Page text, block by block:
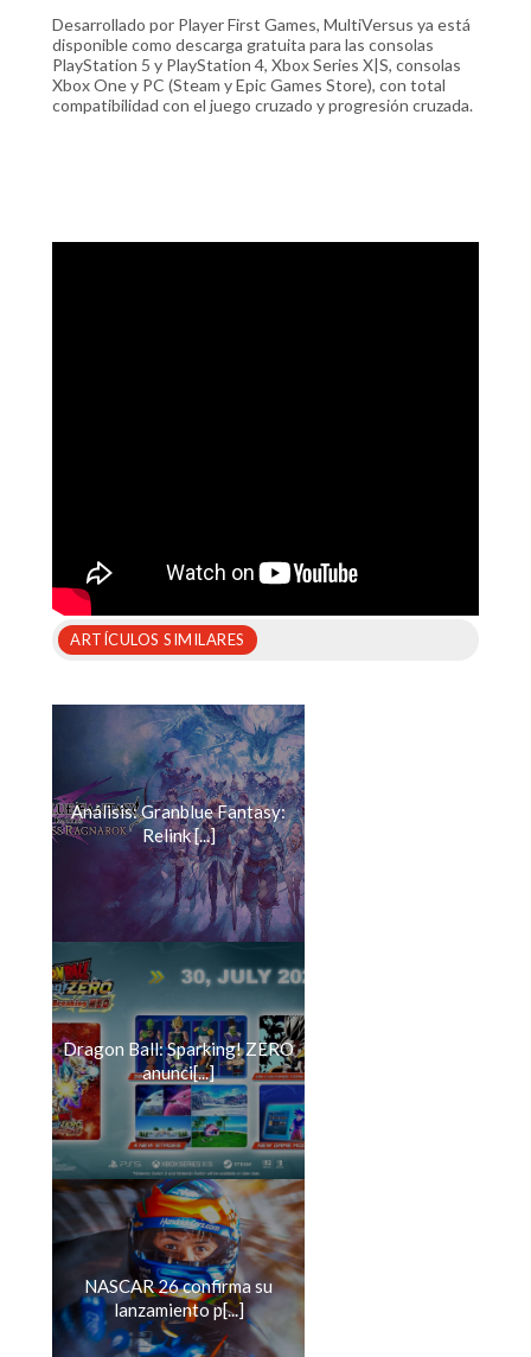
Desarrollado por Player First Games, MultiVersus ya está
disponible como descarga gratuita para las consolas
PlayStation 5 y PlayStation 4, Xbox Series X|S, consolas
Xbox One y PC (Steam y Epic Games Store), con total
compatibilidad con el juego cruzado y progresión cruzada.
ARTÍCULOS SIMILARES
Análisis: Granblue Fantasy:
Relink [...]
Dragon Ball: Sparking! ZERO
anunci[...]
NASCAR 26 confirma su
lanzamiento p[...]